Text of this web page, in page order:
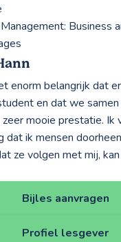
Business
enorm belangrijk dat
en dat we
zeer mooie prestatie. Ik
dat ik mensen
ze volgen met mij, kan
Bijles aanvragen
Profiel lesgever